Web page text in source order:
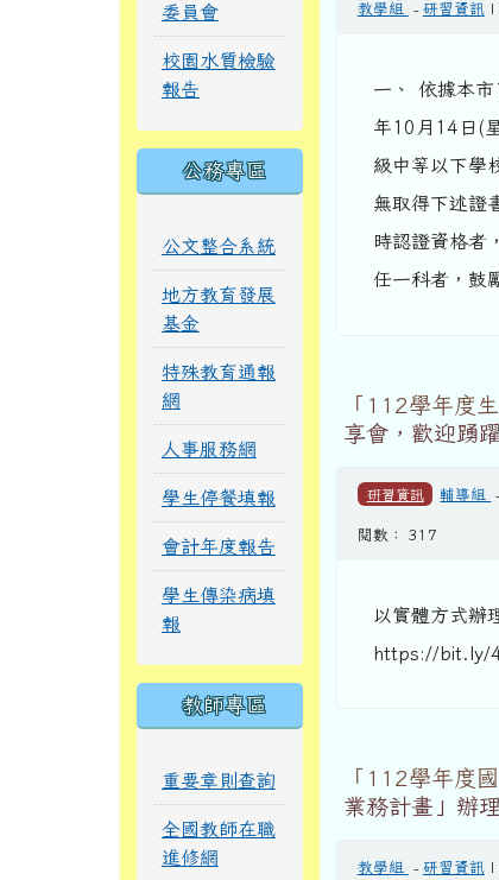
委員會
校園水質檢驗
報告
公務專區
公文整合系統
地方教育發展
基金
特殊教育通報
網
人事服務網
學生停餐填報
會計年度報告
學生傳染病填
報
教師專區
重要章則查詢
全國教師在職
進修網
教學組 - 研習資訊|
一、 依據本
年10月14日(
級中等以下學
無取得下述證
時認證資格者
任一科者，鼓
「112學年度
享會，歡迎踴
研習資訊 輔導組
閱數： 317
以實體方式辦
https://bit.ly/
「112學年度
業務計畫」辦
教學組 - 研習資訊|